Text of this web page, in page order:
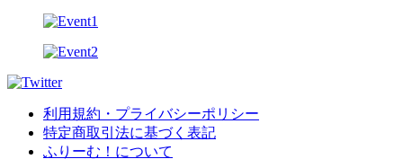
利用規約・プライバシーポリシー
特定商取引法に基づく表記
ふりーむ！について